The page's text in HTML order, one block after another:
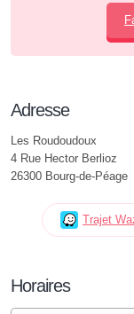
Adresse
Les Roudoudoux
4 Rue Hector Berlioz
26300 Bourg-de-Péage
Trajet
Horaires